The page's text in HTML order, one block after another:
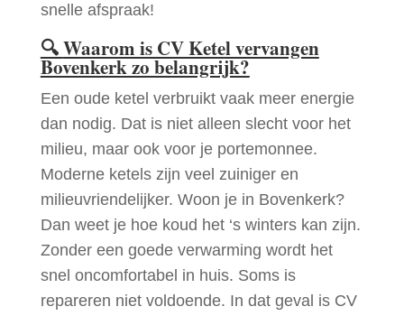
snelle afspraak!
🔍Waarom is CV Ketel vervangen
Bovenkerk zo belangrijk?
Een oude ketel verbruikt vaak meer energie
dan nodig. Dat is niet alleen slecht voor het
milieu, maar ook voor je portemonnee.
Moderne ketels zijn veel zuiniger en
milieuvriendelijker. Woon je in Bovenkerk?
Dan weet je hoe koud het ‘s winters kan zijn.
Zonder een goede verwarming wordt het
snel oncomfortabel in huis. Soms is
repareren niet voldoende. In dat geval is CV